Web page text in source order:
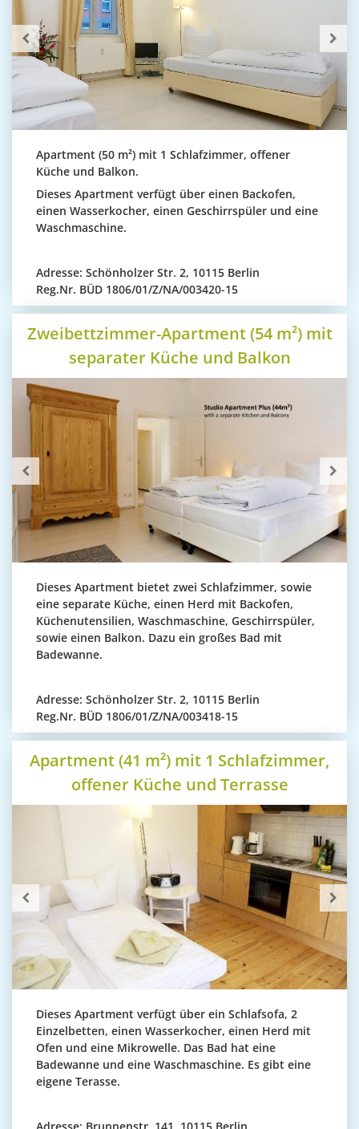
Apartment (50 m²) mit 1 Schlafzimmer, offener
Küche und Balkon.
Dieses Apartment verfügt über einen Backofen,
einen Wasserkocher, einen Geschirrspüler und eine
Waschmaschine.
Adresse: Schönholzer Str. 2, 10115 Berlin
Reg.Nr. BÜD 1806/01/Z/NA/003420-15
Zweibettzimmer-Apartment (54 m²) mit
separater Küche und Balkon
Dieses Apartment bietet zwei Schlafzimmer, sowie
eine separate Küche, einen Herd mit Backofen,
Küchenutensilien, Waschmaschine, Geschirrspüler,
sowie einen Balkon. Dazu ein großes Bad mit
Badewanne.
Adresse: Schönholzer Str. 2, 10115 Berlin
Reg.Nr. BÜD 1806/01/Z/NA/003418-15
Apartment (41 m²) mit 1 Schlafzimmer,
offener Küche und Terrasse
Dieses Apartment verfügt über ein Schlafsofa, 2
Einzelbetten, einen Wasserkocher, einen Herd mit
Ofen und eine Mikrowelle. Das Bad hat eine
Badewanne und eine Waschmaschine. Es gibt eine
eigene Terasse.